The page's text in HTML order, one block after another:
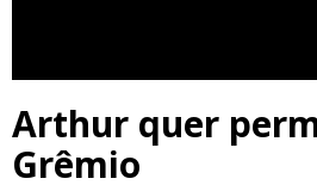
Arthur quer
Grêmio